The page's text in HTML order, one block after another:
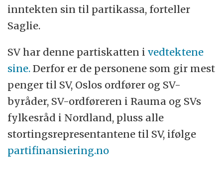
inntekten sin til partikassa, forteller
Saglie.
SV har denne partiskatten ivedtektene
sine. Derfor er de personene som gir mest
penger til SV, Oslos ordfører og SV-
byråder, SV-ordføreren i Rauma og SVs
fylkesråd i Nordland, pluss alle
stortingsrepresentantene til SV, ifølge
partifinansiering.no